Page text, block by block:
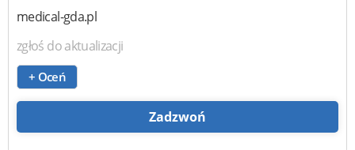
medical-gda.pl
zgłoś do aktualizacji
+ Oceń
Zadzwoń